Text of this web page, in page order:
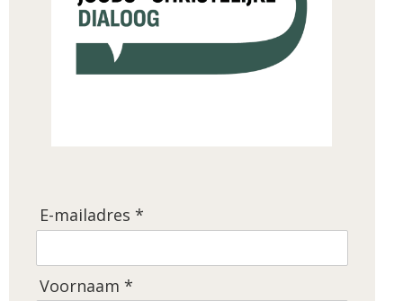
E-mailadres *
Voornaam *